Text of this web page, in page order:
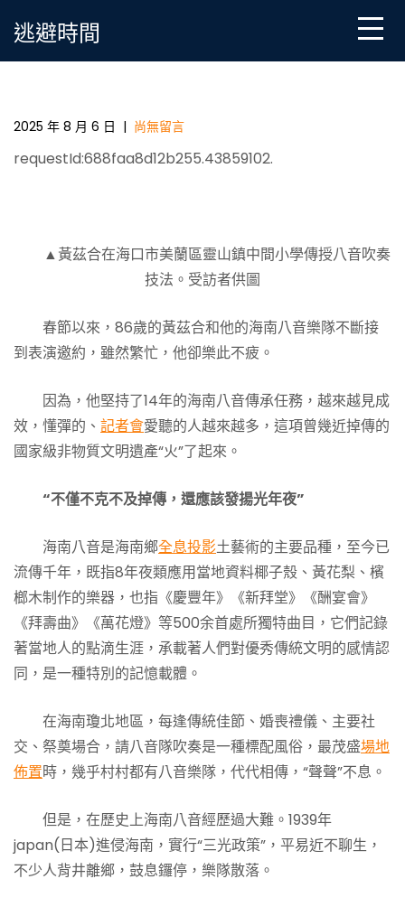
逃避時間
從“守藝人”到“收穫人”，將“海南八音”帶出國門_中國村
2025 年 8 月 6 日 | 尚無留言
requestId:688faa8d12b255.43859102.
▲黃茲合在海口市美蘭區靈山鎮中間小學傳授八音吹奏
技法。受訪者供圖
春節以來，86歲的黃茲合和他的海南八音樂隊不斷接
到表演邀約，雖然繁忙，他卻樂此不疲。
因為，他堅持了14年的海南八音傳承任務，越來越見成
效，懂彈的、 記者會愛聽的人越來越多，這項曾幾近掉傳的
國家級非物質文明遺產“火”了起來。
“不僅不克不及掉傳，還應該發揚光年夜”
海南八音是海南鄉全息投影土藝術的主要品種，至今已
流傳千年，既指8年夜類應用當地資料椰子殼、黃花梨、檳
榔木制作的樂器，也指《慶豐年》《新拜堂》《酬宴會》
《拜壽曲》《萬花燈》等500余首處所獨特曲目，它們記錄
著當地人的點滴生涯，承載著人們對優秀傳統文明的感情認
同，是一種特別的記憶載體。
在海南瓊北地區，每逢傳統佳節、婚喪禮儀、主要社
交、祭奠場合，請八音隊吹奏是一種標配風俗，最茂盛場地
佈置時，幾乎村村都有八音樂隊，代代相傳，“聲聲”不息。
但是，在歷史上海南八音經歷過大難。1939年
japan(日本)進侵海南，實行“三光政策”，平易近不聊生，
不少人背井離鄉，鼓息鑼停，樂隊散落。